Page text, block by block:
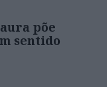
põe
sentido